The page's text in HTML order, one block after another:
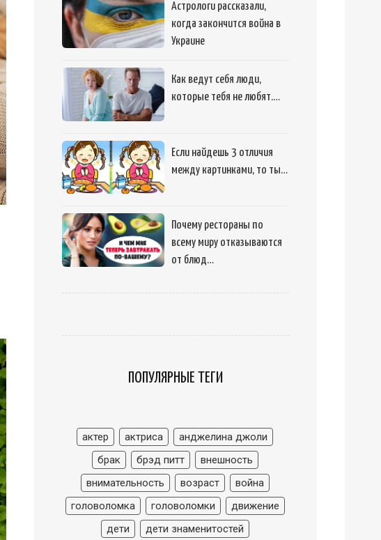
Астрологи рассказали,
когда закончится война в
Украине
Как ведут себя люди,
которые тебя не любят.…
Если найдешь 3 отличия
между картинками, то ты…
Почему рестораны по
всему миру отказываются
от блюд…
ПОПУЛЯРНЫЕ ТЕГИ
актер актриса
анджелина джоли
брак
брэд питт
внешность
внимательность
возраст
война
головоломка
головоломки
движение
дети
дети знаменитостей